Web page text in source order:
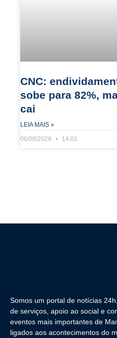
CNC:
sobe para 82%,
cai
LEIA MAIS »
06/08/2026
14:01
Somos um portal de notícias
de serviços, apoio ao social e
eventos mais importantes de
ligados aos acontecimentos do